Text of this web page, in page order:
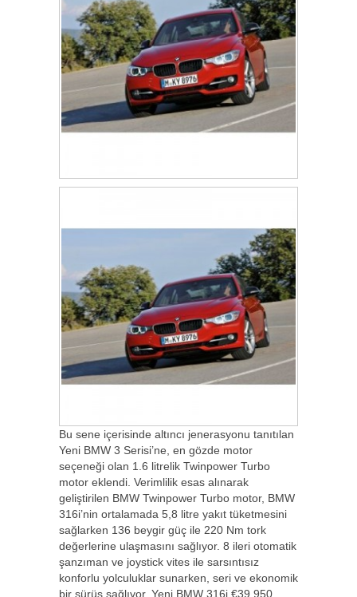
Bu sene içerisinde altıncı jenerasyonu tanıtılan
Yeni BMW 3 Serisi’ne, en gözde motor
seçeneği olan 1.6 litrelik Twinpower Turbo
motor eklendi. Verimlilik esas alınarak
geliştirilen BMW Twinpower Turbo motor, BMW
316i’nin ortalamada 5,8 litre yakıt tüketmesini
sağlarken 136 beygir güç ile 220 Nm tork
değerlerine ulaşmasını sağlıyor. 8 ileri otomatik
şanzıman ve joystick vites ile sarsıntısız
konforlu yolculuklar sunarken, seri ve ekonomik
bir sürüş sağlıyor. Yeni BMW 316i €39,950